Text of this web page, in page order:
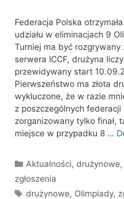
Federacja Polska
udziału w eliminacjach 9
Turniej ma być
serwera ICCF, drużyna
przewidywany start
Pierwszeństwo ma złota
wykluczone, że w razie
z poszczególnych federacji
zorganizowany tylko finał,
miejsce w przypadku 8 …
Kategorie
Aktualności, drużynowe,
zgłoszenia
Tagi
drużynowe, Olimpiady,